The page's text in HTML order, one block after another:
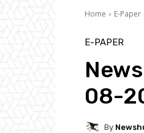
Home E-Paper
E-PAPER
08-
By